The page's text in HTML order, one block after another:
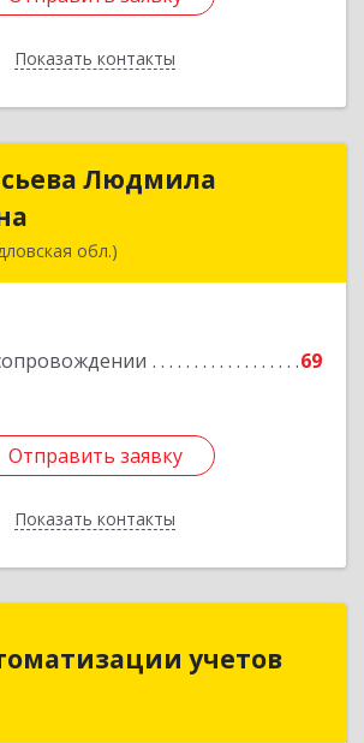
Показать контакты
Назад
Людмила
обл.)
69
Отправить заявку
Показать контакты
Афанасьева Людмила
Подробнее
Отправить заявку
Назад
учетов
обл, Режевской р-н, Реж